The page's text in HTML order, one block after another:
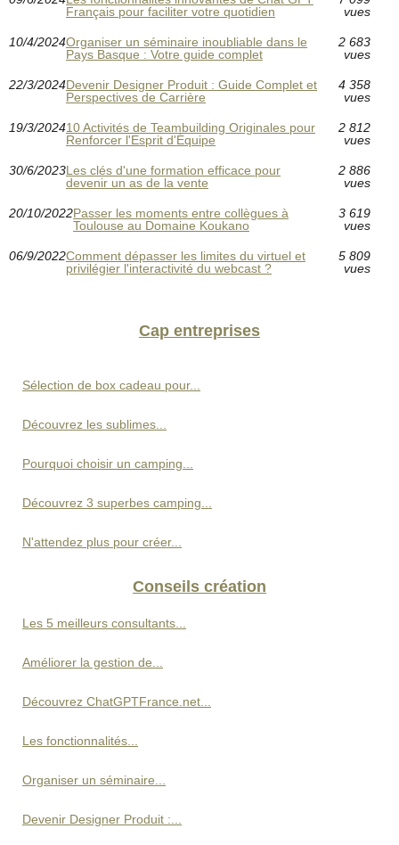
Français pour faciliter votre quotidien
vues
10/4/2024Organiser un séminaire inoubliable dans le
Pays Basque : Votre guide complet
2 683
vues
22/3/2024Devenir Designer Produit : Guide Complet et
Perspectives de Carrière
4 358
vues
19/3/202410 Activités de Teambuilding Originales pour
Renforcer l'Esprit d'Équipe
2 812
vues
30/6/2023Les clés d'une formation efficace pour
devenir un as de la vente
2 886
vues
20/10/2022Passer les moments entre collègues à
Toulouse au Domaine Koukano
3 619
vues
06/9/2022Comment dépasser les limites du virtuel et
privilégier l'interactivité du webcast ?
5 809
vues
Cap entreprises
Sélection de box cadeau pour...
Découvrez les sublimes...
Pourquoi choisir un camping...
Découvrez 3 superbes camping...
N'attendez plus pour créer...
Conseils création
Les 5 meilleurs consultants...
Améliorer la gestion de...
Découvrez ChatGPTFrance.net...
Les fonctionnalités...
Organiser un séminaire...
Devenir Designer Produit :...